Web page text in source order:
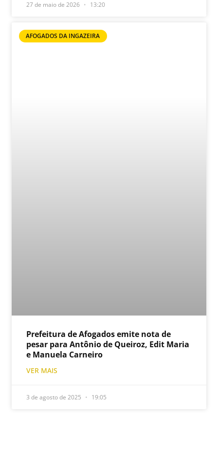
27 de maio de 2026 13:20
AFOGADOS DA INGAZEIRA
Prefeitura de Afogados emite nota de
pesar para Antônio de Queiroz, Edit Maria
e Manuela Carneiro
VER MAIS
3 de agosto de 2025 19:05